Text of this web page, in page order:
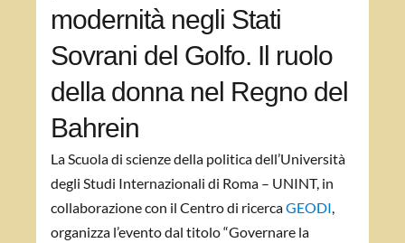
modernità negli Stati
Sovrani del Golfo. Il ruolo
della donna nel Regno del
Bahrein
La Scuola di scienze della politica dell’Università
degli Studi Internazionali di Roma – UNINT, in
collaborazione con il Centro di ricercaGEODI,
organizza l’evento dal titolo “Governare la